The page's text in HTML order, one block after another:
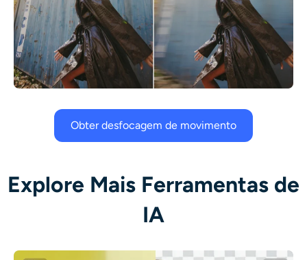
Obter desfocagem de movimento
Explore Mais Ferramentas de
IA